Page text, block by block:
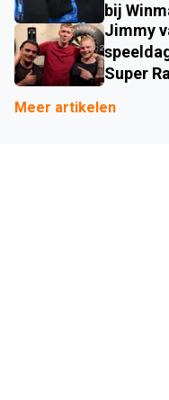
bij
Jimmy
Super
Meer artikelen